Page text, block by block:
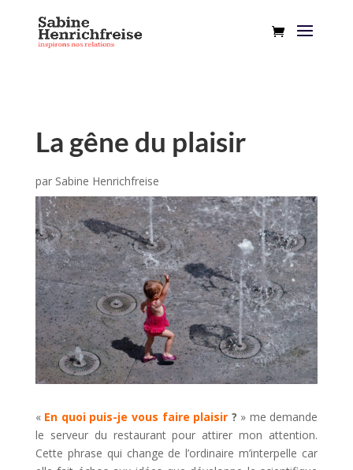
La gêne du plaisir
par Sabine Henrichfreise
« En quoi puis-je vous faire plaisir ? » me demande
le serveur du restaurant pour attirer mon attention.
Cette phrase qui change de l’ordinaire m’interpelle car